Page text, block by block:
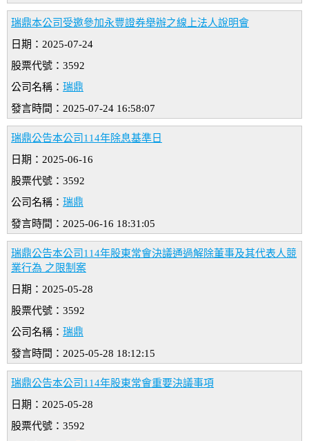
瑞鼎本公司受邀參加永豐證券舉辦之線上法人說明會
日期：2025-07-24
股票代號：3592
公司名稱： 瑞鼎
發言時間：2025-07-24 16:58:07
瑞鼎公告本公司114年除息基準日
日期：2025-06-16
股票代號：3592
公司名稱： 瑞鼎
發言時間：2025-06-16 18:31:05
瑞鼎公告本公司114年股東常會決議通過解除董事及其代表人競
業行為 之限制案
日期：2025-05-28
股票代號：3592
公司名稱： 瑞鼎
發言時間：2025-05-28 18:12:15
瑞鼎公告本公司114年股東常會重要決議事項
日期：2025-05-28
股票代號：3592